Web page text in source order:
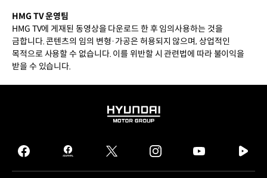
HMG TV 운영팀
HMG TV에 게재된 동영상을 다운로드 한 후 임의사용하는 것을
금합니다. 콘텐츠의 임의 변형·가공은 허용되지 않으며, 상업적인
목적으로 사용할 수 없습니다. 이를 위반할 시 관련법에 따라 불이익을
받을 수 있습니다.
HYUNDAI
GROUP
facebook
hmg
journal
twitter instagram
tv